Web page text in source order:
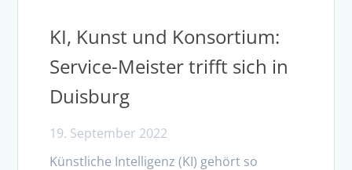
KI, Kunst und Konsortium:
Service-Meister trifft sich in
Duisburg
19. September 2022
Künstliche Intelligenz (KI) gehört so